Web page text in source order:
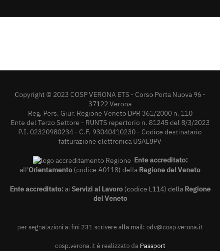
Copyright © 2023 COSP VERONA ETS - Corso Porta Nuova 96 -
37122 Verona
Reg. Pers. Giur. Regione Veneto DPR 361/2000 n. 110
Ente del Terzo Settore - RUNTS repertorio n. 81245 del 8/3/2023
P.I. 02320980234 - C.F. 93040410230 - Codice destinatario
fatturazione elettronica USAL8PV
Ente accreditato:
all'Orientamento (codice A0118) della Regione del Veneto
Ente accreditato:ai Servizi al Lavoro(codice L114) della Regione
del Veneto
per segnalazioni ai fini 231 scrivere alla mail: odv@cosp.verona.it
cosp.verona.it è realizzato da Passport